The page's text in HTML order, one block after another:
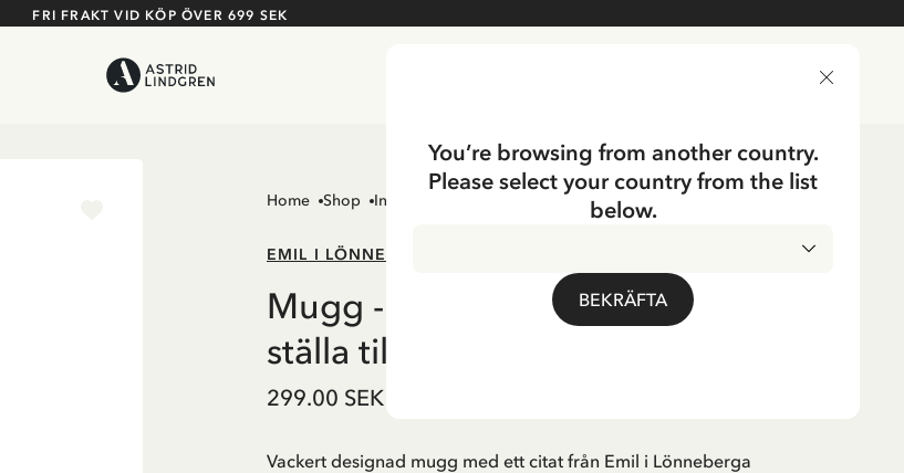
FRI FRAKT VID KÖP ÖVER 699 SEK
Home Shop Inredning Koppar & Muggar
EMIL I LÖNNEBERGA
Mugg - Jag vet en som ska
ställa till kalas! (Grön)
299.00 SEK
Vackert designad mugg med ett citat från Emil i Lönneberga
You’re browsing from another country.
Please select your country from the list
below.
BEKRÄFTA